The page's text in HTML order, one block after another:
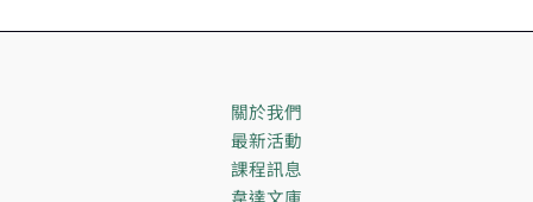
關於我們
最新活動
課程訊息
韋達文庫